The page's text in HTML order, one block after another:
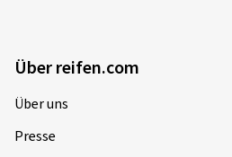
Über reifen.com
Über uns
Presse